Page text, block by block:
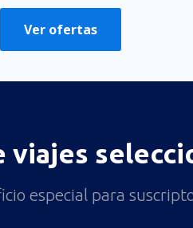
Ver ofertas
viajes
especial para